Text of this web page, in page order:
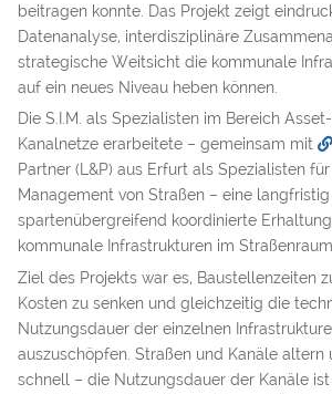
beitragen konnte. Das Projekt zeigt
Datenanalyse, interdisziplinäre
strategische Weitsicht die kommunale
auf ein neues Niveau heben können.
Die S.I.M. als Spezialisten im Bereich
Kanalnetze erarbeitete – gemeinsam mit
Partner (L&P) aus Erfurt als Spezialisten
Management von Straßen – eine
spartenübergreifend koordinierte
kommunale Infrastrukturen im
Ziel des Projekts war es, Baustellenzeiten
Kosten zu senken und gleichzeitig die
Nutzungsdauer der einzelnen
auszuschöpfen. Straßen und Kanäle altern
schnell – die Nutzungsdauer der Kanäle ist